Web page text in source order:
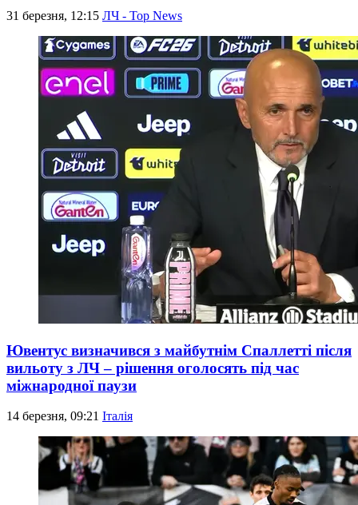
31 березня, 12:15 ЛЧ - Top News
Ювентус визначився з майбутнім Спаллетті після
вильоту з ЛЧ – рішення оголосять під час
міжнародної паузи
14 березня, 09:21 Італія